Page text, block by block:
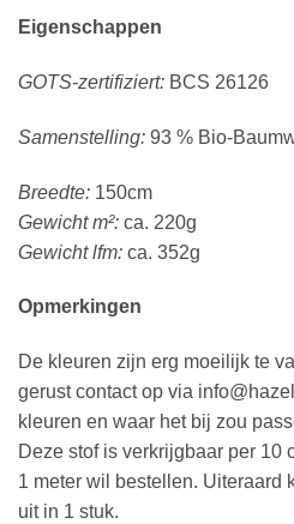
Eigenschappen
GOTS-zertifiziert: BCS 26126
Samenstelling: 93 % Bio-
Breedte: 150cm
Gewicht m²: ca. 220g
Gewicht lfm: ca. 352g
Opmerkingen
De kleuren zijn erg moeilijk te
gerust contact op via
kleuren en waar het bij zou
Deze stof is verkrijgbaar per 10
1 meter wil bestellen. Uiteraard
uit in 1 stuk.